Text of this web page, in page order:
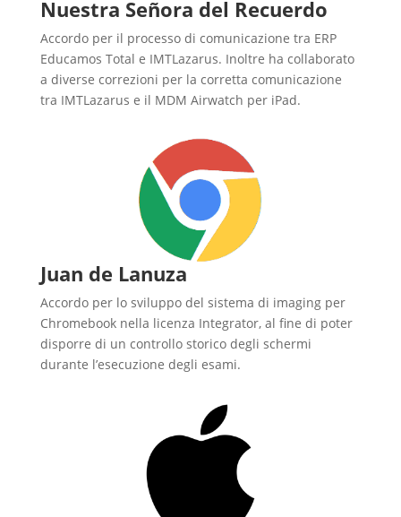
Nuestra Señora del Recuerdo
Accordo per il processo di comunicazione tra ERP
Educamos Total e IMTLazarus. Inoltre ha collaborato
a diverse correzioni per la corretta comunicazione
tra IMTLazarus e il MDM Airwatch per iPad.
Juan de Lanuza
Accordo per lo sviluppo del sistema di imaging per
Chromebook nella licenza Integrator, al fine di poter
disporre di un controllo storico degli schermi
durante l’esecuzione degli esami.